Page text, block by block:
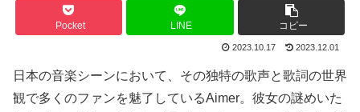
Pocket LINE コピー
2023.10.17 2023.12.01
日本の音楽シーンにおいて、その独特の歌声と歌詞の世界
観で多くのファンを魅了しているAimer。彼女の謎めいた